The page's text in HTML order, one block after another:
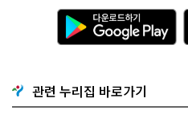
다
운
로
기
G
o
관련 누리집 바로가기